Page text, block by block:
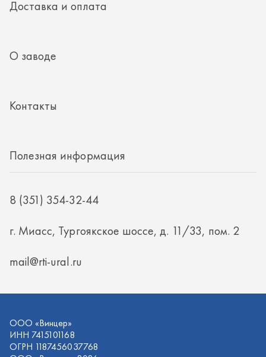
8 (351) 354-32-44
ИНН 7415101168
ОГРН 1187456037768
Политика конфиденциальности